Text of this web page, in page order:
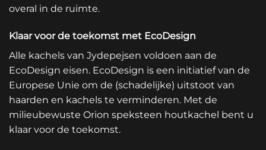
overal in de ruimte.
Klaar voor de toekomst met EcoDesign
Alle kachels van Jydepejsen voldoen aan de
EcoDesign eisen. EcoDesign is een initiatief van de
Europese Unie om de (schadelijke) uitstoot van
haarden en kachels te verminderen. Met de
milieubewuste Orion speksteen houtkachel bent u
klaar voor de toekomst.